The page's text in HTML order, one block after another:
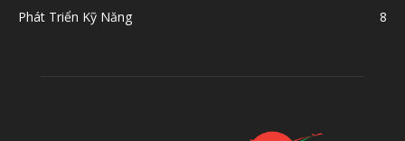
Phát Triển Kỹ Năng
8